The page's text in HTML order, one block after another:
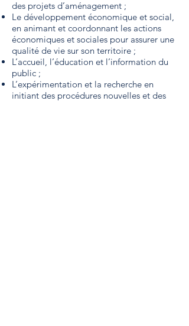
des projets d’aménagement ;
Le développement économique et social,
en animant et coordonnant les actions
économiques et sociales pour assurer une
qualité de vie sur son territoire ;
L’accueil, l’éducation et l’information du
public ;
L’expérimentation et la recherche en
initiant des procédures nouvelles et des